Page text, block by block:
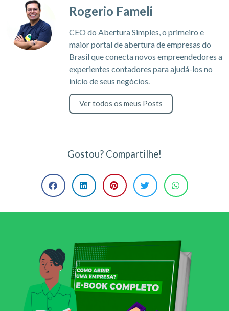
Rogerio Fameli
CEO do Abertura Simples, o primeiro e
maior portal de abertura de empresas do
Brasil que conecta novos empreendedores a
experientes contadores para ajudá-los no
inicio de seus negócios.
Ver todos os meus Posts
Gostou? Compartilhe!